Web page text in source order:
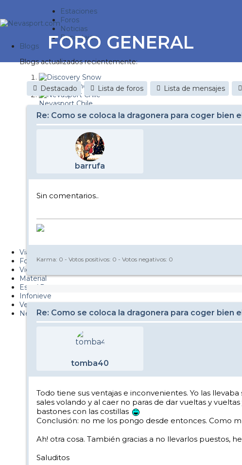
Estaciones
Foros
Noticias
Reportajes
Blogs
Blogs actualizados recientemente:
Discovery Snow
Nevasport Chile
Esquiaryviajar.com
nevasport blog
Diario de un friki
Metiendo Cantos
PUCAF - Blog
Viajes
Fotos
Videos
Material
Esquí Pro
Infonieve
Verano
Nevalog
FORO GENERAL
Destacado Lista de foros Lista de mensajes
Re: Como se coloca la dragonera para coger bien
barrufa
Sin comentarios..
Karma: 0 - Votos positivos: 0 - Votos negativos: 0
Re: Como se coloca la dragonera para coger bien
tomba40
Todo tiene sus ventajas e inconvenientes. Yo las
sales volando y al caer no paras de dar vueltas y
bastones con las costillas
Conclusión: no me los pongo desde entonces. Como
Ah! otra cosa. También gracias a no llevarlos puestos,
Saluditos